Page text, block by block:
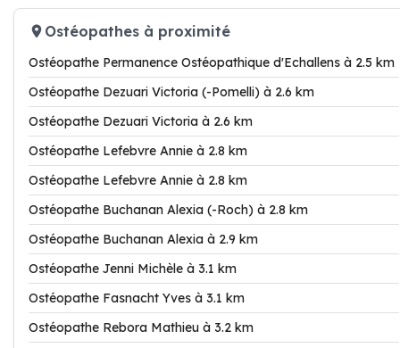
Ostéopathes à proximité
Ostéopathe Permanence Ostéopathique d'Echallens à 2.5 km
Ostéopathe Dezuari Victoria (-Pomelli) à 2.6 km
Ostéopathe Dezuari Victoria à 2.6 km
Ostéopathe Lefebvre Annie à 2.8 km
Ostéopathe Lefebvre Annie à 2.8 km
Ostéopathe Buchanan Alexia (-Roch) à 2.8 km
Ostéopathe Buchanan Alexia à 2.9 km
Ostéopathe Jenni Michèle à 3.1 km
Ostéopathe Fasnacht Yves à 3.1 km
Ostéopathe Rebora Mathieu à 3.2 km